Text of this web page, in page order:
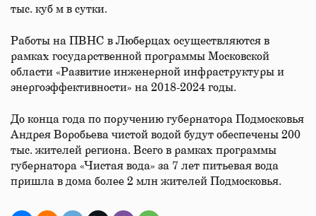
тыс. куб м в сутки.
Работы на ПВНС в Люберцах осуществляются в
рамках государственной программы Московской
области «Развитие инженерной инфраструктуры и
энергоэффективности» на 2018-2024 годы.
До конца года по поручению губернатора Подмосковья
Андрея Воробьева чистой водой будут обеспечены 200
тыс. жителей региона. Всего в рамках программы
губернатора «Чистая вода» за 7 лет питьевая вода
пришла в дома более 2 млн жителей Подмосковья.